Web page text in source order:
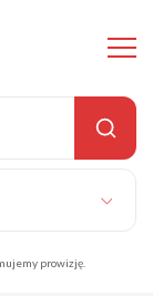
prowizję.